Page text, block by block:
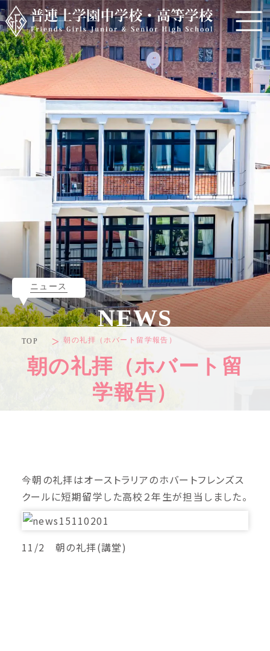
TOP 朝の礼拝（ホバート留学報告）
朝の礼拝（ホバート留
学報告）
NEWS
ニュース
今朝の礼拝はオーストラリアのホバートフレンズス
クールに短期留学した高校２年生が担当しました。
11/2 朝の礼拝(講堂)